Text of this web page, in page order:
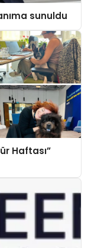
sunuldu
Haftası”